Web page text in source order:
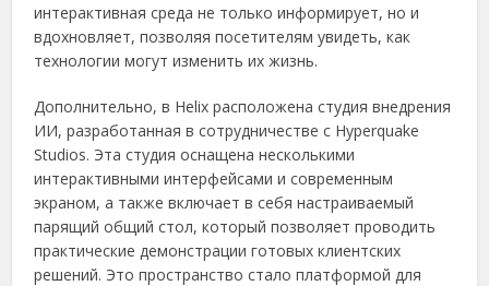
интерактивная среда не только информирует, но и
вдохновляет, позволяя посетителям увидеть, как
технологии могут изменить их жизнь.
Дополнительно, в Helix расположена студия внедрения
ИИ, разработанная в сотрудничестве с Hyperquake
Studios. Эта студия оснащена несколькими
интерактивными интерфейсами и современным
экраном, а также включает в себя настраиваемый
парящий общий стол, который позволяет проводить
практические демонстрации готовых клиентских
решений. Это пространство стало платформой для